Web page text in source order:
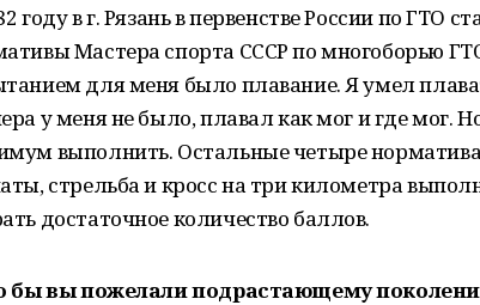
году в г. Рязань в первенстве России по ГТО
Мастера спорта СССР по многоборью
для меня было плавание. Я умел
у меня не было, плавал как мог и где мог.
выполнить. Остальные четыре норматива
стрельба и кросс на три километра
достаточное количество баллов.
бы вы пожелали подрастающему